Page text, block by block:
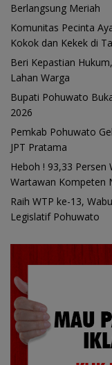
Berlangsung Meriah
Komunitas Pecinta
Kokok dan Kekek di
Beri Kepastian
Lahan Warga
Bupati Pohuwato
2026
Pemkab Pohuwato
JPT Pratama
Heboh ! 93,33
Wartawan Kompeten
Raih WTP ke-13,
Legislatif Pohuwato